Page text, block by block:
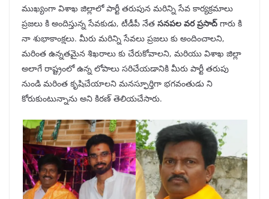
ముఖ్యంగా విశాఖ జిల్లాలో పార్టీ తరుపున మరిన్ని సేవ కార్యక్రమాలు
ప్రజలు కి అందిస్తున్న సేవకుడు, టీడీపీ నేత సనపల వర ప్రసాద్ గారు కి
నా శుభాకాంక్షలు. మీరు మరిన్ని సేవలు ప్రజలు కు అందించాలని,
మరింత ఉన్నతమైన శిఖరాలు కు చేరుకోవాలని, మరియు విశాఖ జిల్లా
అలాగే రాష్ట్రంలో ఉన్న లోపాలు సరిచేయడానికి మీరు పార్టీ తరుపు
నుండి మరింత కృషిచేయాలని మనస్ఫూర్తిగా భగవంతుడు ని
కోరుకుంటున్నాను అని కిరణ్ తెలియచేసారు.